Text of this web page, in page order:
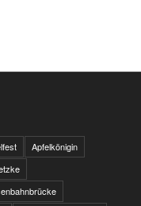
Apfelkönigin